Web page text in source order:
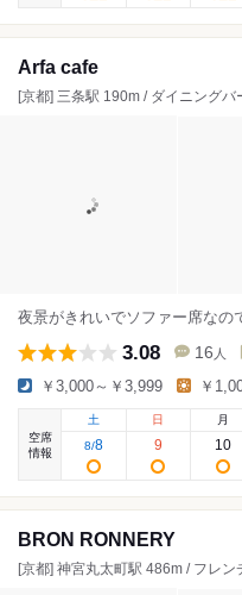
Arfa cafe
[京都] 三条駅 190m / ダイニングバ
夜景がきれいでソファー席なの
3.08 16 人
￥3,000～￥3,999 ￥
空席
情報
土
8/8
日
9
月
10
BRON RONNERY
[京都] 神宮丸太町駅 486m / フレン